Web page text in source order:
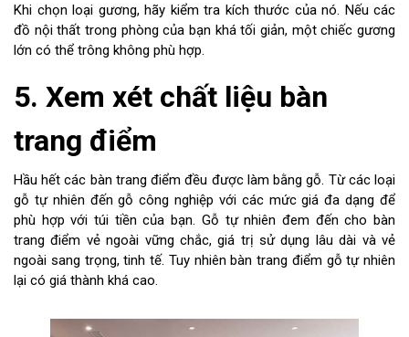
Khi chọn loại gương, hãy kiểm tra kích thước của nó. Nếu các
đồ nội thất trong phòng của bạn khá tối giản, một chiếc gương
lớn có thể trông không phù hợp.
5. Xem xét chất liệu bàn
trang điểm
Hầu hết các bàn trang điểm đều được làm bằng gỗ. Từ các loại
gỗ tự nhiên đến gỗ công nghiệp với các mức giá đa dạng để
phù hợp với túi tiền của bạn. Gỗ tự nhiên đem đến cho bàn
trang điểm vẻ ngoài vững chắc, giá trị sử dụng lâu dài và vẻ
ngoài sang trọng, tinh tế. Tuy nhiên bàn trang điểm gỗ tự nhiên
lại có giá thành khá cao.